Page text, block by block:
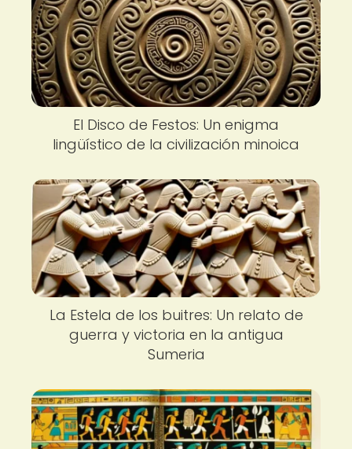
El Disco de Festos: Un enigma
lingüístico de la civilización minoica
La Estela de los buitres: Un relato de
guerra y victoria en la antigua
Sumeria